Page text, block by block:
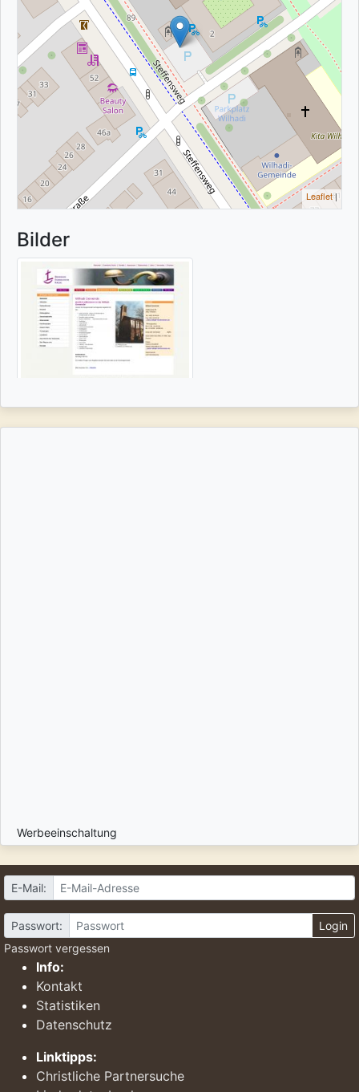
Leaflet|
Bilder
Werbeeinschaltung
E-Mail:
Passwort:
Login
Passwort vergessen
Info:
Kontakt
Statistiken
Datenschutz
Linktipps:
Christliche Partnersuche